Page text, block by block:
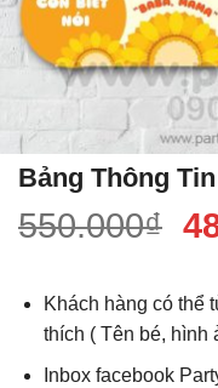
Bảng Thông
550.000₫
là:
Khách hàng có thể
thích ( Tên bé, hình
Inbox facebook